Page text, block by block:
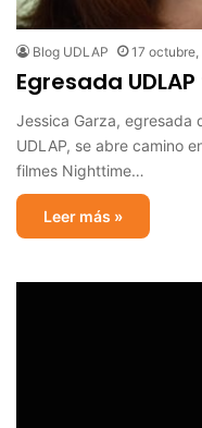
Blog UDLAP 17 octubre,
Egresada
Jessica Garza, egresada
UDLAP, se abre camino
filmes Nighttime…
Leer más »